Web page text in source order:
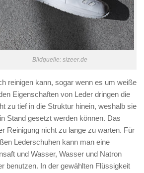
Bildquelle: sizeer.de
reinigen kann, sogar wenn es um weiße
Eigenschaften von Leder dringen die
zu tief in die Struktur hinein, weshalb sie
Stand gesetzt werden können. Das
Reinigung nicht zu lange zu warten. Für
Lederschuhen kann man eine
und Wasser, Wasser und Natron
benutzen. In der gewählten Flüssigkeit